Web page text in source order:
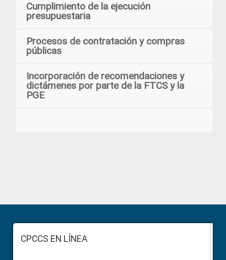
Cumplimiento de la ejecución
presupuestaria
Procesos de contratación y compras
públicas
Incorporación de recomendaciones y
dictámenes por parte de la FTCS y la
PGE
Sidebar
FooterCPCCS EN LÍNEA